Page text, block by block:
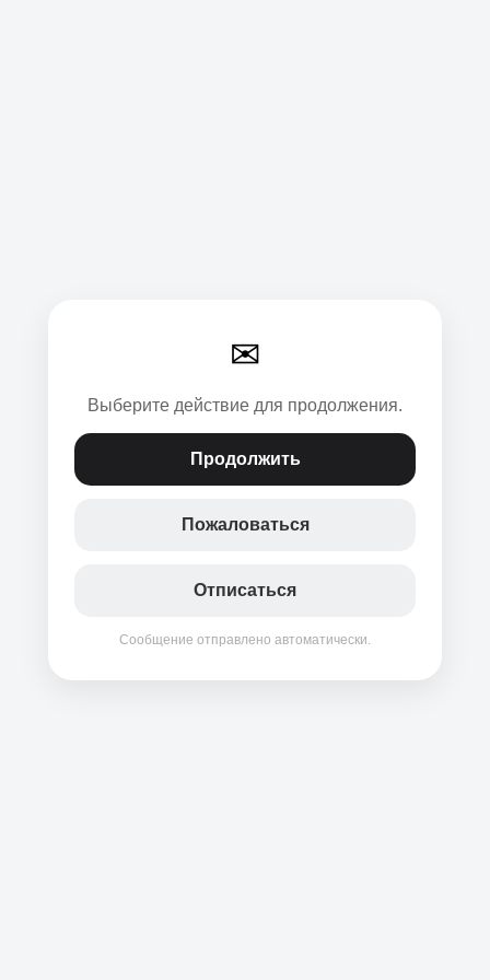
✉
Выберите действие для продолжения.
Продолжить
Пожаловаться
Отписаться
Сообщение отправлено автоматически.